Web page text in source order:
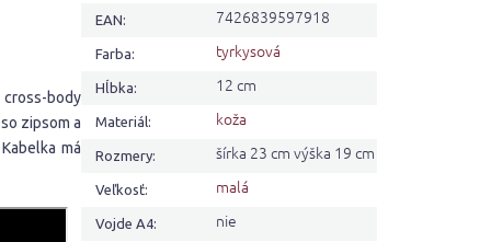
cross-body
zipsom a
má
EAN: 7426839597918
Farba: tyrkysová
Hĺbka: 12 cm
Materiál: koža
Rozmery: šírka 23 cm výška 19 cm
Veľkosť: malá
Vojde A4: nie